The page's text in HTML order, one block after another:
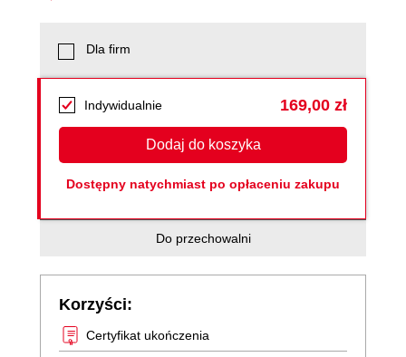
Dla firm
Indywidualnie 169,00 zł
Dodaj do koszyka
Dostępny natychmiast po opłaceniu zakupu
Do przechowalni
Korzyści:
Certyfikat ukończenia